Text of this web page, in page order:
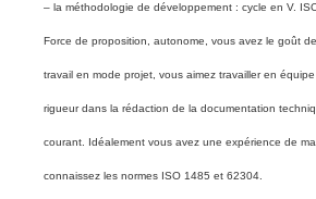
– la méthodologie de développement : cycle en V.
Force de proposition, autonome, vous avez le goût
travail en mode projet, vous aimez travailler en
rigueur dans la rédaction de la documentation
courant. Idéalement vous avez une expérience de
connaissez les normes ISO 1485 et 62304.